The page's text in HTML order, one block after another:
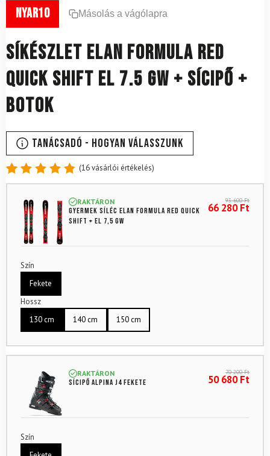
nyar10 Másolás a vágólapra
Síkészlet ELAN Formula Red
Quick Shift EL 7.5 GW + sícipő +
botok
Tanácsadó - Hogyan válasszunk
Értékelés
5-ből,
16
értékelés
alapján
(16vásárlói értékelés)
RAKTÁRON
Gyermek síléc ELAN Formula Red Quick
Shift + EL 7,5 GW
93 600Ft
66 280Ft
Szín
Fekete
Hossz
130 cm
140 cm 150 cm
RAKTÁRON
Sícipő ALPINA J4 Fekete
70 200Ft
50 680Ft
Szín